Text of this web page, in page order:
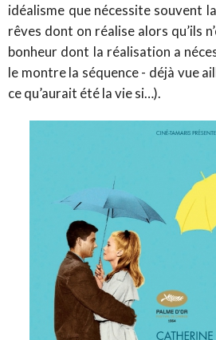
idéalisme que nécessite souvent
rêves dont on réalise alors qu’ils
bonheur dont la réalisation a
le montre la séquence - déjà vue
ce qu’aurait été la vie si…).